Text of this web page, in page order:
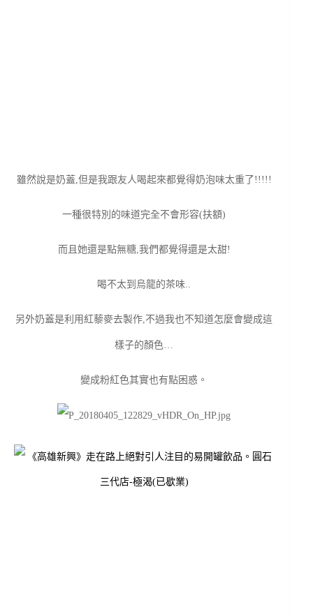
雖然說是奶蓋,但是我跟友人喝起來都覺得奶泡味太重了!!!!!
一種很特別的味道完全不會形容(扶額)
而且她還是點無糖,我們都覺得還是太甜!
喝不太到烏龍的茶味..
另外奶蓋是利用紅藜麥去製作,不過我也不知道怎麼會變成這
樣子的顏色…
變成粉紅色其實也有點困惑。